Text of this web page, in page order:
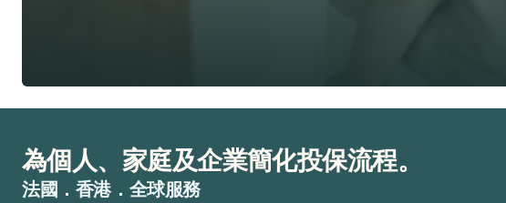
為個人、家庭及企業簡化投保流程。
法國．香港．全球服務